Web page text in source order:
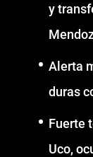
y
Alerta
duras
Fuerte
Uco,